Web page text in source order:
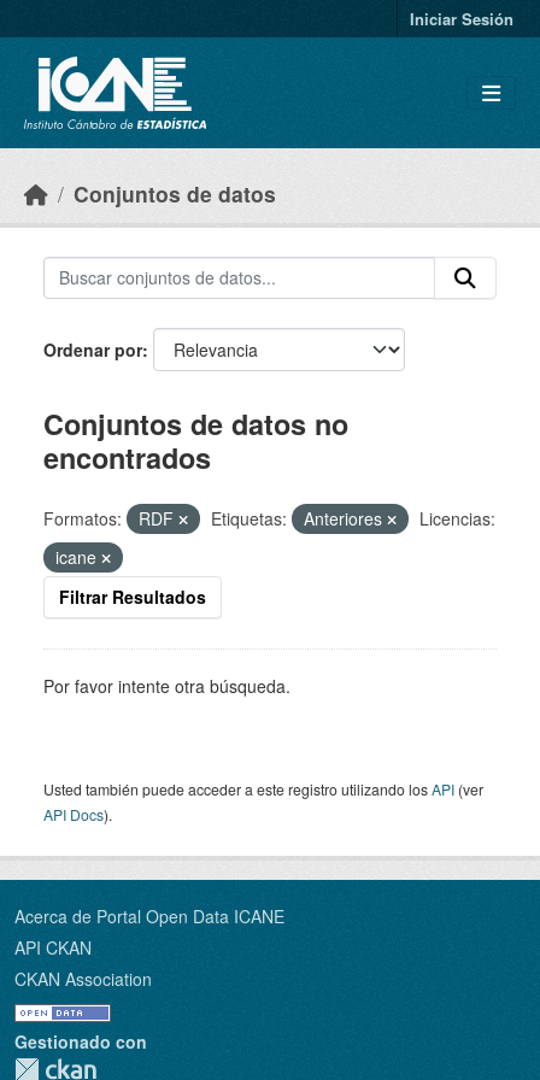
Iniciar Sesión
Conjuntos de datos
Ordenar por
Conjuntos de datos no
encontrados
Formatos: RDF Etiquetas: Anteriores
Licencias:
icane
Filtrar Resultados
Por favor intente otra búsqueda.
Usted también puede acceder a este registro utilizando losAPI (ver
API Docs).
Acerca de Portal Open Data ICANE
API CKAN
CKAN Association
Gestionado con